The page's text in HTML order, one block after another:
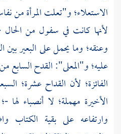
الاستعلاء؛ و"تعلت المرأة
لأنها كانت في سفول من
وعنقه؛ وما يحمل على البعير
عليه؛ و"المعلى": القدح السابع
الفائزة؛ لأن القداح عشرة؛
الأخيرة مهملة؛ لا أنصباء
وارتفاعه على بقية الكتاب